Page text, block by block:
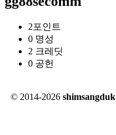
2포인트
0 명성
2 크레딧
0 공헌
© 2014-2026 shimsangduk